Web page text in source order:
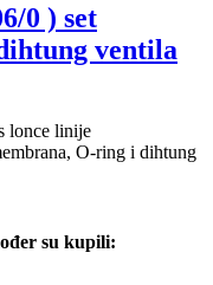
0 ) set
ventila
lonce linije
O-ring i dihtung
su kupili: